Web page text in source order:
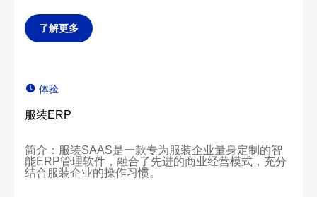
了解更多
体验
服装ERP
简介：服装SAAS是一款专为服装企业量身定制的智
能ERP管理软件，融合了先进的商业经营模式，充分
结合服装企业的操作习惯。